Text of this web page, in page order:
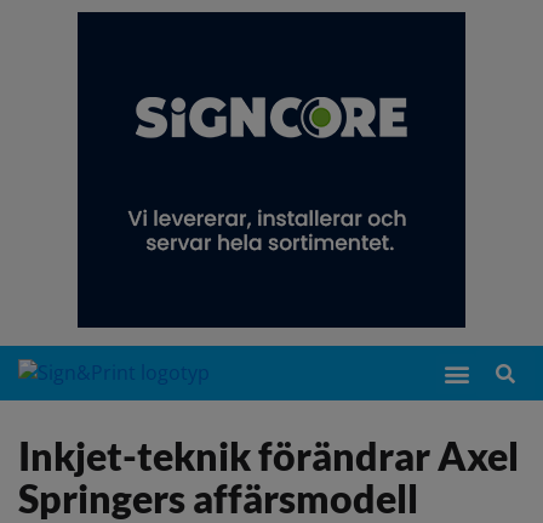
Inkjet-teknik förändrar Axel
Springers affärsmodell